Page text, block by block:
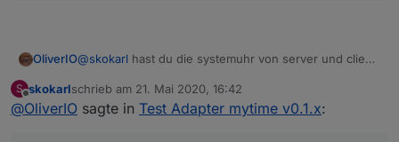
OliverIO@skokarl hast du die systemuhr von server und client
eine abweichung von mehr wie 1er sekunde würde
das auch bei timer 0 erklären
S
Offline
skokarlschrieb am 21. Mai 2020, 16:42
zuletzt editiert von
@OliverIO sagte in Test Adapter mytime v0.1.x: